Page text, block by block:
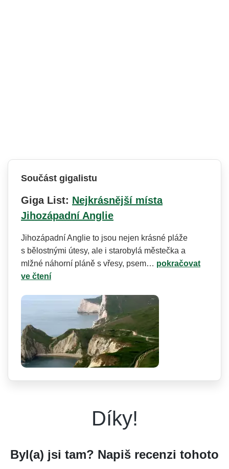
Součást gigalistu
Giga List: Nejkrásnější místa
Jihozápadní Anglie
Jihozápadní Anglie to jsou nejen krásné pláže
s bělostnými útesy, ale i starobylá městečka a
mlžné náhorní pláně s vřesy, psem… pokračovat
ve čtení
Díky!
Byl(a) jsi tam? Napiš recenzi tohoto